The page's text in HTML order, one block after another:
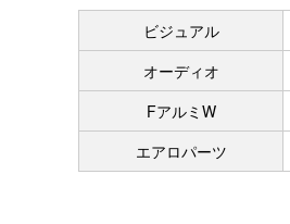
ビジュアル
オーディオ
FアルミW
エアロパーツ